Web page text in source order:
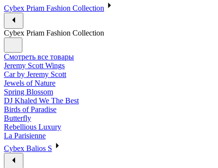
Cybex Priam Fashion Collection
Cybex Priam Fashion Collection
Смотреть все товары
Jeremy Scott Wings
Car by Jeremy Scott
Jewels of Nature
Spring Blossom
DJ Khaled We The Best
Birds of Paradise
Butterfly
Rebellious Luxury
La Parisienne
Cybex Balios S